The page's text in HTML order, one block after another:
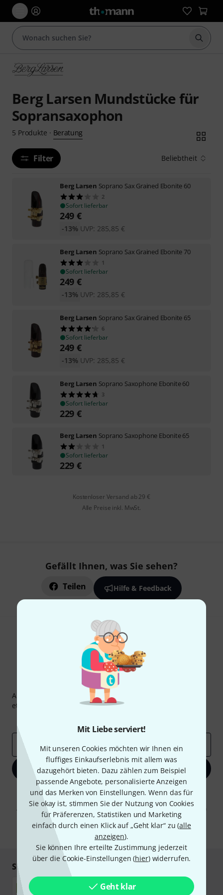
Mit Liebe serviert!
Mit unseren Cookies möchten wir Ihnen ein
fluffiges Einkaufserlebnis mit allem was
dazugehört bieten. Dazu zählen zum Beispiel
passende Angebote, personalisierte Anzeigen
und das Merken von Einstellungen. Wenn das für
Sie okay ist, stimmen Sie der Nutzung von Cookies
für Präferenzen, Statistiken und Marketing
einfach durch einen Klick auf „Geht klar“ zu (alle
anzeigen).
Sie können Ihre erteilte Zustimmung jederzeit
über die Cookie-Einstellungen (hier) widerrufen.
Geht klar
Suche
Berg Larsen Mundstücke für
Sopransaxophon
5 Produkte · Beratung
Filter Beliebtheit
Berg Larsen Soprano Sax Grained Ebonite 60
2
Sofort lieferbar
249 €
UVP: 285,85 €
-13%
Berg Larsen Soprano Sax Grained Ebonite 70
1
Sofort lieferbar
249 €
UVP: 285,85 €
-13%
Berg Larsen Soprano Sax Grained Ebonite 65
6
Sofort lieferbar
249 €
UVP: 285,85 €
-13%
Berg Larsen Soprano Saxophone Ebonite 60
3
Sofort lieferbar
229 €
Berg Larsen Soprano Saxophone Ebonite 65
1
Sofort lieferbar
229 €
Kostenloser Versand ab 29 €
Alle Preise inkl. MwSt.
Gefällt Ihnen, was Sie sehen?
Teilen Hilfe & Feedback
Thomann Newsletter
Abonniere den Thomann Newsletter und gewinne mit
etwas Glück einen von50 Gutscheinen
E-Mail-Adresse
Jetzt anmelden
Mit Klick auf „Jetzt anmelden“ stimmen Sie dem Erhalt von E-Mail-
Werbung und einer Messung des E-Mail-Nutzungsverhaltens zu. Die
Abmeldung ist jederzeit möglich. Weitere Informationen finden Sie in
unserenDatenschutzhinweisen.
* Pflichtfeld
Sicher einkaufen & bezahlen